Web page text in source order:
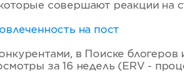
совершают реакции на
на пост
в Поиске блогеров
за 16 недель (ERV -